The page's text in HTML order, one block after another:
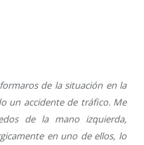
de la situación en la
un accidente de tráfico. Me
de la mano izquierda,
en uno de ellos, lo